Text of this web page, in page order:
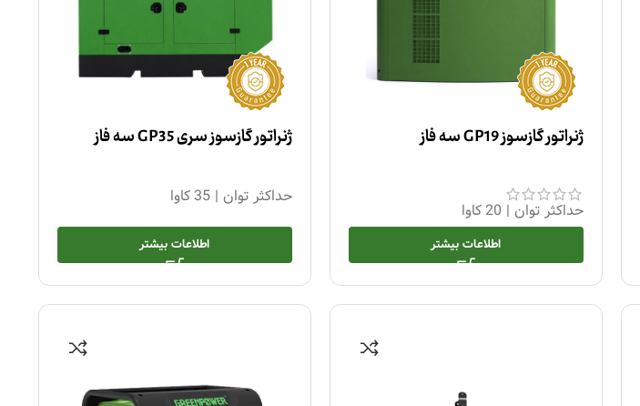
ژنراتور گازسوز GP19 سه فاز
حداکثر توان | 20 کاوا
اطلاعات بیشتر
ژنراتور گازسوز سری GP35 سه فاز
حداکثر توان | 35 کاوا
اطلاعات بیشتر